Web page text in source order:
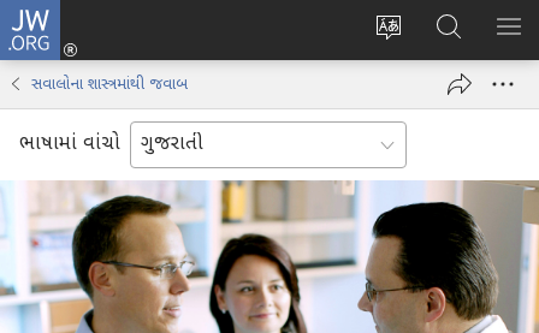
JW.ORG
વેબ
ભાષા
લોગ
new
JW.ORG
શોધો
સવાલોના શાસ્ત્રમાંથી જવાબ
ભાષામાં વાંચો